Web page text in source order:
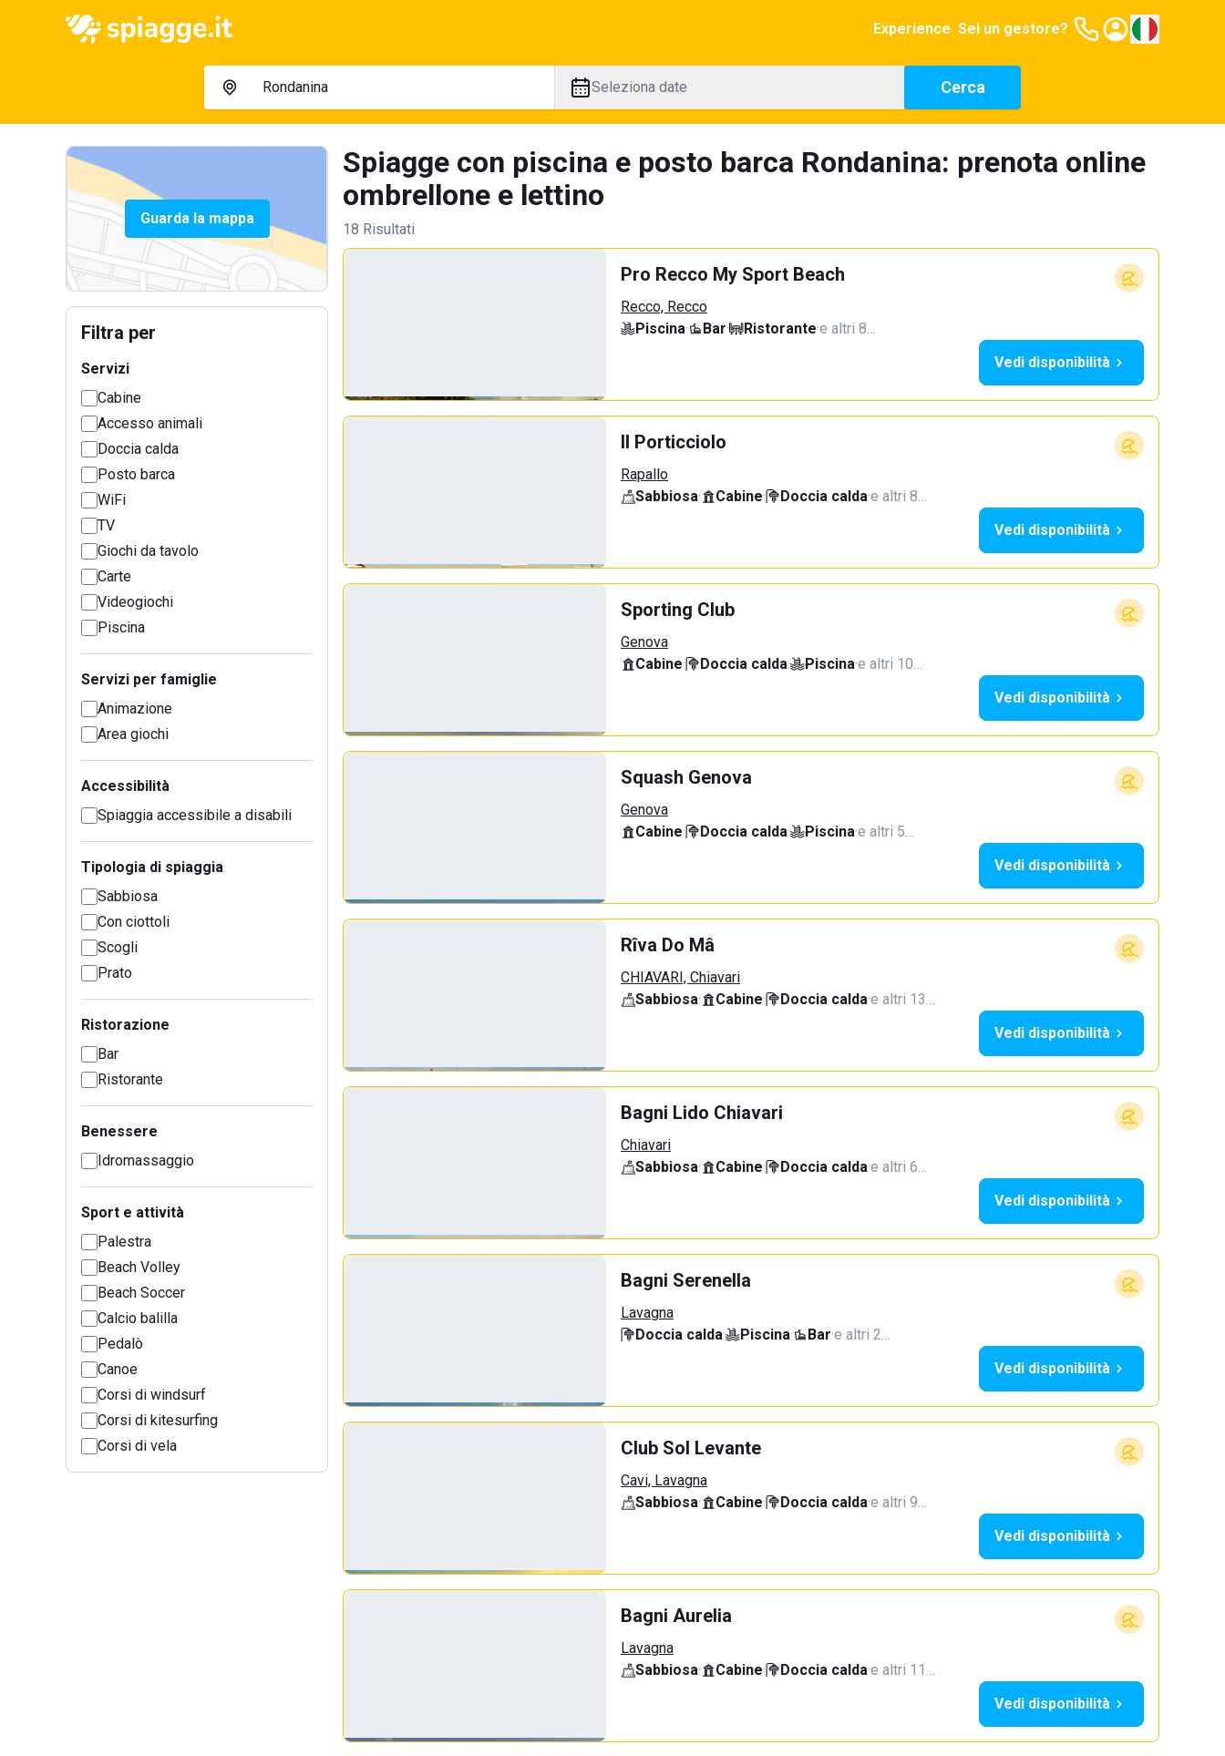
Experience Sei un gestore?
Seleziona date Cerca
Guarda la mappa
Filtra per
Servizi
Cabine
Accesso animali
Doccia calda
Posto barca
WiFi
TV
Giochi da tavolo
Carte
Videogiochi
Piscina
Servizi per famiglie
Animazione
Area giochi
Accessibilità
Spiaggia accessibile a disabili
Tipologia di spiaggia
Sabbiosa
Con ciottoli
Scogli
Prato
Ristorazione
Bar
Ristorante
Benessere
Idromassaggio
Sport e attività
Palestra
Beach Volley
Beach Soccer
Calcio balilla
Pedalò
Canoe
Corsi di windsurf
Corsi di kitesurfing
Corsi di vela
Spiagge con piscina e posto barca Rondanina: prenota online
ombrellone e lettino
18 Risultati
Pro Recco My Sport Beach
Recco, Recco
Piscina· Bar· Ristorante·e altri 8…
Vedi disponibilità
Il Porticciolo
Rapallo
Sabbiosa· Cabine· Doccia calda·e altri 8…
Vedi disponibilità
Sporting Club
Genova
Cabine· Doccia calda· Piscina·e altri 10…
Vedi disponibilità
Squash Genova
Genova
Cabine· Doccia calda· Piscina·e altri 5…
Vedi disponibilità
Rîva Do Mâ
CHIAVARI, Chiavari
Sabbiosa· Cabine· Doccia calda·e altri 13…
Vedi disponibilità
Bagni Lido Chiavari
Chiavari
Sabbiosa· Cabine· Doccia calda·e altri 6…
Vedi disponibilità
Bagni Serenella
Lavagna
Doccia calda· Piscina· Bar·e altri 2…
Vedi disponibilità
Club Sol Levante
Cavi, Lavagna
Sabbiosa· Cabine· Doccia calda·e altri 9…
Vedi disponibilità
Bagni Aurelia
Lavagna
Sabbiosa· Cabine· Doccia calda·e altri 11…
Vedi disponibilità